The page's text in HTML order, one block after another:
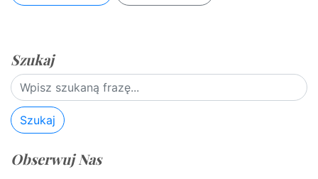
Szukaj
Szukaj
Obserwuj Nas